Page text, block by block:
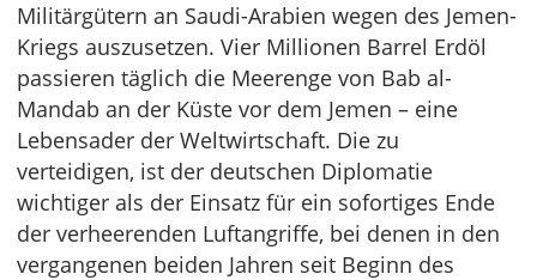
Militärgütern an Saudi-Arabien wegen des Jemen-
Kriegs auszusetzen. Vier Millionen Barrel Erdöl
passieren täglich die Meerenge von Bab al-
Mandab an der Küste vor dem Jemen – eine
Lebensader der Weltwirtschaft. Die zu
verteidigen, ist der deutschen Diplomatie
wichtiger als der Einsatz für ein sofortiges Ende
der verheerenden Luftangriffe, bei denen in den
vergangenen beiden Jahren seit Beginn des